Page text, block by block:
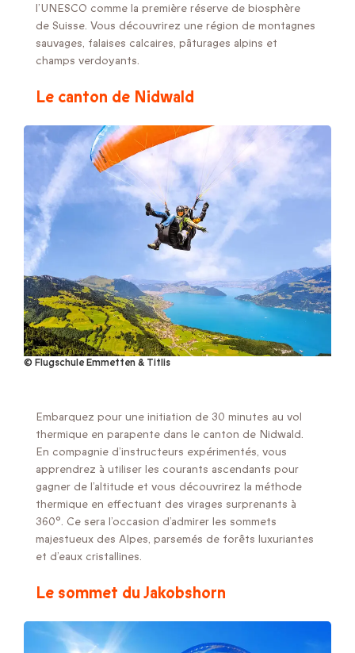
l’UNESCO comme la première réserve de biosphère
de Suisse. Vous découvrirez une région de montagnes
sauvages, falaises calcaires, pâturages alpins et
champs verdoyants.
Le canton de Nidwald
© Flugschule Emmetten & Titlis
Embarquez pour une initiation de 30 minutes au vol
thermique en parapente dans le canton de Nidwald.
En compagnie d’instructeurs expérimentés, vous
apprendrez à utiliser les courants ascendants pour
gagner de l’altitude et vous découvrirez la méthode
thermique en effectuant des virages surprenants à
360°. Ce sera l’occasion d’admirer les sommets
majestueux des Alpes, parsemés de forêts luxuriantes
et d’eaux cristallines.
Le sommet du Jakobshorn